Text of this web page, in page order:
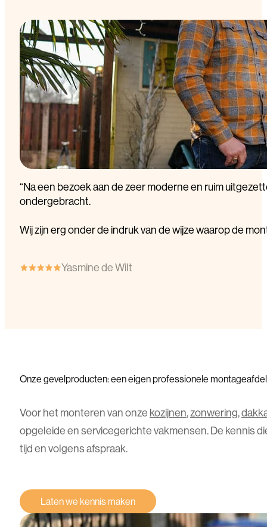
“Naeen bezoekaandezeermoderneen ruimuitgezett
ondergebracht.
Wijzijnergonderde indrukvandewijzewaaropde mon
Yasmine de Wilt
Onze gevelproducten:eeneigenprofessionele
Voor het monteren van onze kozijnen,zonwering,
opgeleide en servicegerichte vakmensen. De kennis
tijd en volgens afspraak.
Laten we kennis maken